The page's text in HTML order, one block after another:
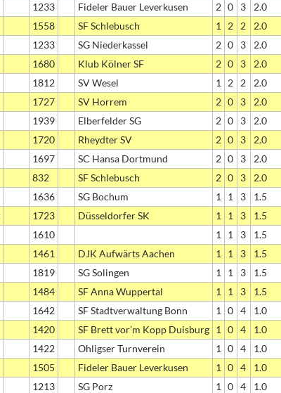
1233 Fideler Bauer Leverkusen 2 0 3 2.0
1558 SF Schlebusch 1 2 2 2.0
1233 SG Niederkassel 2 0 3 2.0
1680 Klub Kölner SF 2 0 3 2.0
1812 SV Wesel 1 2 2 2.0
1727 SV Horrem 2 0 3 2.0
1939 Elberfelder SG 2 0 3 2.0
1720 Rheydter SV 2 0 3 2.0
1697 SC Hansa Dortmund 2 0 3 2.0
832 SF Schlebusch 2 0 3 2.0
1636 SG Bochum 1 1 3 1.5
1723 Düsseldorfer SK 1 1 3 1.5
1610 1 1 3 1.5
1461 DJK Aufwärts Aachen 1 1 3 1.5
1819 SG Solingen 1 1 3 1.5
1484 SF Anna Wuppertal 1 1 3 1.5
1642 SF Stadtverwaltung Bonn 1 0 4 1.0
1420 SF Brett vor’m Kopp Duisburg 1 0 4 1.0
1422 Ohligser Turnverein 1 0 4 1.0
1505 Fideler Bauer Leverkusen 1 0 4 1.0
1213 SG Porz 1 0 4 1.0